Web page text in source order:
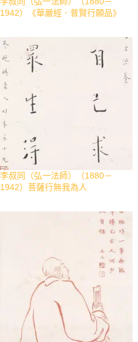
1942）《華嚴經．普賢行願品》
李叔同（弘一法師）（1880－
1942）菩薩行無我為人